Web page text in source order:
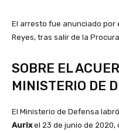
El arresto fue anunciado por
Reyes, tras salir de la
SOBRE EL
MINISTERIO DE
El Ministerio de Defensa
Aurixel 23 de junio de